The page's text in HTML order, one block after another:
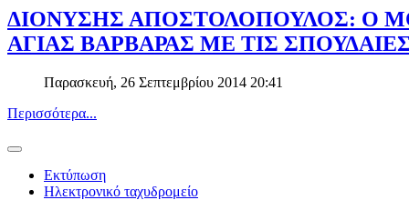
ΔΙΟΝΥΣΗΣ ΑΠΟΣΤΟΛΟΠΟΥΛΟΣ: Ο
ΑΓΙΑΣ ΒΑΡΒΑΡΑΣ ΜΕ ΤΙΣ
Παρασκευή, 26 Σεπτεμβρίου 2014 20:41
Περισσότερα...
Εκτύπωση
Ηλεκτρονικό ταχυδρομείο